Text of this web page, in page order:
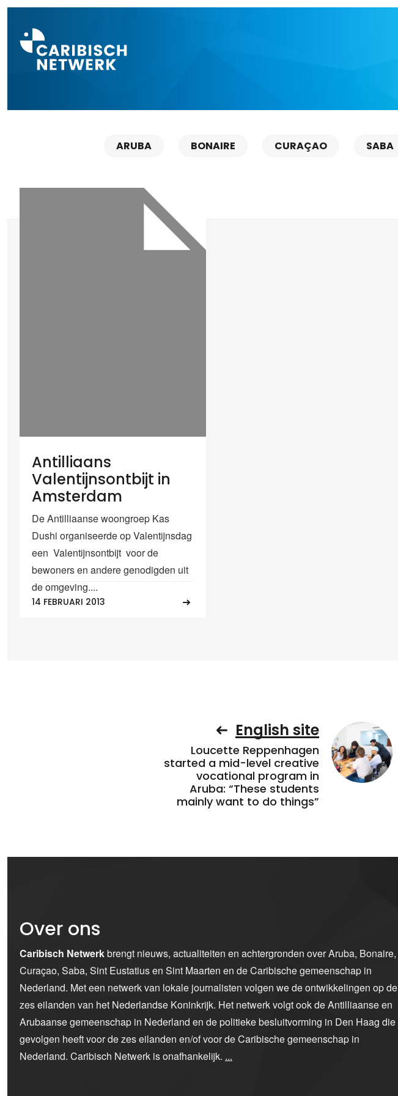
ARUBA BONAIRE CURAÇAO SABA
Antilliaans
Valentijnsontbijt in
Amsterdam
De Antilliaanse woongroep Kas
Dushi organiseerde op Valentijnsdag
een Valentijnsontbijt voor de
bewoners en andere genodigden uit
de omgeving....
14 FEBRUARI 2013
English site
Loucette Reppenhagen
started a mid-level creative
vocational program in
Aruba: “These students
mainly want to do things”
Over ons
Caribisch Netwerkbrengt nieuws, actualiteiten en achtergronden over Aruba, Bonaire,
Curaçao, Saba, Sint Eustatius en Sint Maarten en de Caribische gemeenschap in
Nederland. Met een netwerk van lokale journalisten volgen we de ontwikkelingen op de
zes eilanden van het Nederlandse Koninkrijk. Het netwerk volgt ook de Antilliaanse en
Arubaanse gemeenschap in Nederland en de politieke besluitvorming in Den Haag die
gevolgen heeft voor de zes eilanden en/of voor de Caribische gemeenschap in
Nederland. Caribisch Netwerk is onafhankelijk. ...